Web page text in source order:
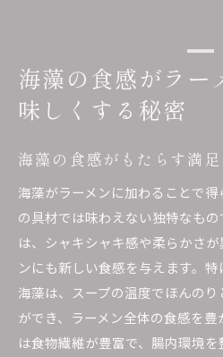
海藻の食感がラー
味しくする秘密
海藻の食感がもたらす満
海藻がラーメンに加わることで
の具材では味わえない独特なも
は、シャキシャキ感や柔らかさ
ンにも新しい食感を与えます。
海藻は、スープの温度でほんの
ができ、ラーメン全体の食感を
は食物繊維が豊富で、腸内環境